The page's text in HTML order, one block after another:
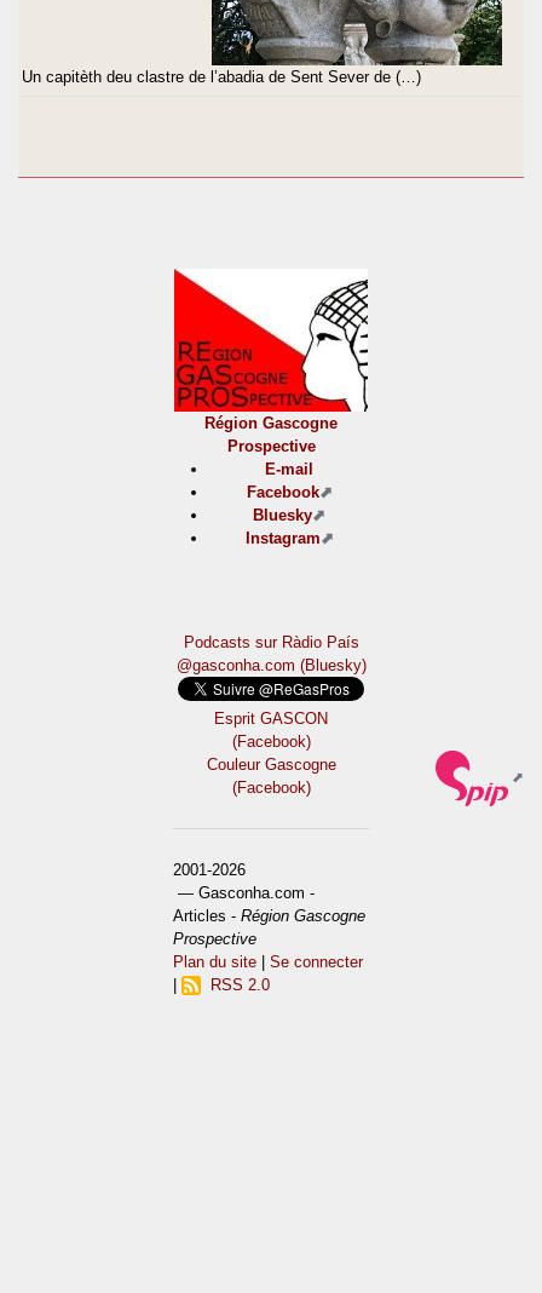
Un capitèth deu clastre de l’abadia de Sent Sever de (…)
Région Gascogne
Prospective
E-mail
Facebook
Bluesky
Instagram
Podcasts sur Ràdio País
@gasconha.com (Bluesky)
Esprit GASCON
(Facebook)
Couleur Gascogne
(Facebook)
2001-2026
— Gasconha.com -
Articles -Région Gascogne
Prospective
Plan du site |Se connecter
RSS 2.0